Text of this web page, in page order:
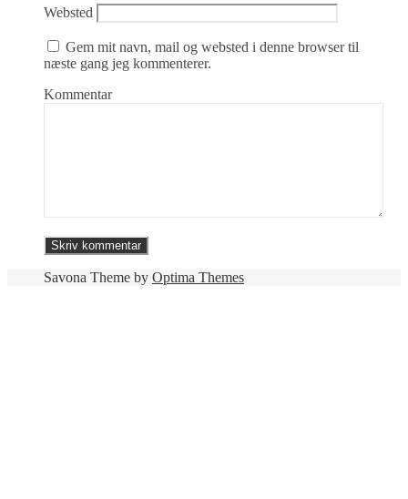
Websted
Gem mit navn, mail og websted i denne browser til
næste gang jeg kommenterer.
Kommentar
Savona Theme by Optima Themes